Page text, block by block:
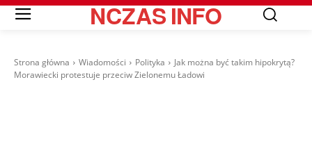
NCZASINFO
Strona główna Wiadomości Polityka
Jak można być takim hipokrytą?
Morawiecki protestuje przeciw Zielonemu Ładowi